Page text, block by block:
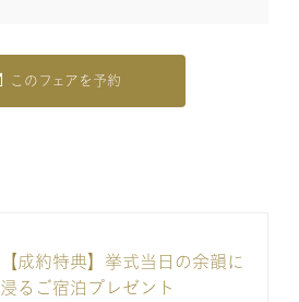
このフェアを予約
【成約特典】挙式当日の余韻に
浸るご宿泊プレゼント